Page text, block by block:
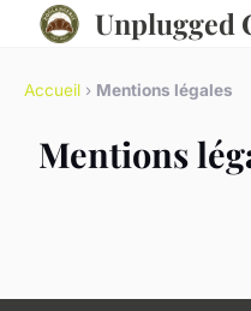
Unplugged
Accueil › Mentions légales
Mentions